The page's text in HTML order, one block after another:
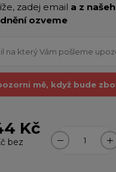
zadej email a z
ozveme
mě, když bude
Kč
bez